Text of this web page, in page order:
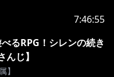
7:46:55
るRPG！シレンの続き
じ】
】